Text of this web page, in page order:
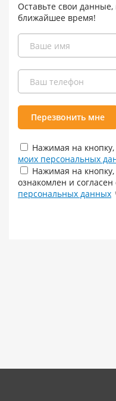
Оставьте свои
ближайшее время!
Перезвонить мне
Нажимая на
моих персональных
Нажимая на
ознакомлен и согласен
персональных данных